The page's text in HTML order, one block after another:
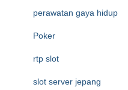
perawatan gaya hidup
Poker
rtp slot
slot server jepang